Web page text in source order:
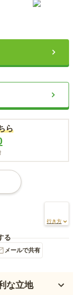
ら
行き方
る
メールで共有
な立地